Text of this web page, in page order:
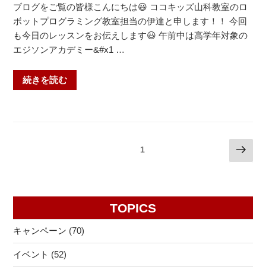
中・
科
中】”
山
科
教
室
羽
中・
子
山
ブログをご覧の皆様こんにちは😃 ココキッズ山科教室のロ
ボットプログラミング教室担当の伊達と申します！！ 今回
も今日のレッスンをお伝えします😃 午前中は高学年対象の
エジソンアカデミー&#x1 …
“今
日
ラ
ミ
ン
グ
続きを読む
ビ
ー
シ
ョ
1
次
の
TOPICS
キャンペーン (70)
イベント (52)